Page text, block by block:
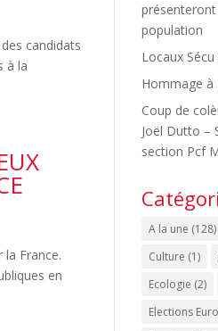
candidats
à la
France.
en
population
Locaux
Hommage à
Coup de
Joël Dutto –
section Pcf
A la une (128)
Culture (1)
Ecologie (2)
Elections